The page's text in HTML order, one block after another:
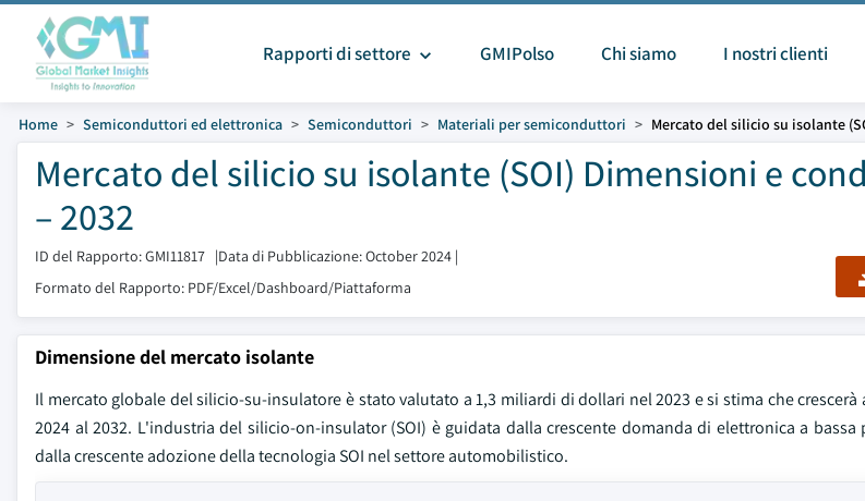
Rapporti di settore GMIPolso Chi siamo I nostri clienti
Home Semiconduttori ed elettronica Semiconduttori Materiali per semiconduttori Mercato del silicio su isolante
Mercato del silicio su isolante (SOI) Dimensioni e
– 2032
ID del Rapporto: GMI11817 |Data di Pubblicazione: October 2024 |
Formato del Rapporto: PDF/Excel/Dashboard/Piattaforma
Dimensione del mercato isolante
Il mercato globale del silicio-su-insulatore è stato valutato a 1,3 miliardi di dollari nel 2023 e si stima che crescerà
2024 al 2032. L'industria del silicio-on-insulator (SOI) è guidata dalla crescente domanda di elettronica a
dalla crescente adozione della tecnologia SOI nel settore automobilistico.